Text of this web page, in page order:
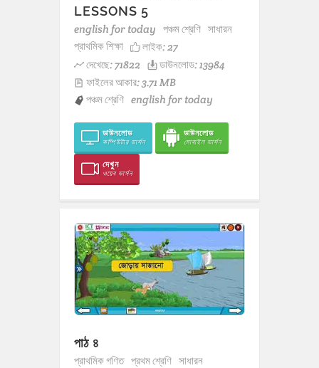
LESSONS 5
english for today পঞ্চম শ্রেণি সাধারন
প্রাথমিক শিক্ষা
লাইক:27
দেখেছে: 71822
ডাউনলোড: 13984
ফাইলের আকার: 3.71 MB
পঞ্চম শ্রেণি english for today
ডাউনলোড
কম্পিউটার ভার্সন
ডাউনলোড
মোবাইল ভার্সন
দেখুন
ওয়েব ভার্সন
পাঠ ৪
প্রাথমিক গণিত প্রথম শ্রেণি সাধারন